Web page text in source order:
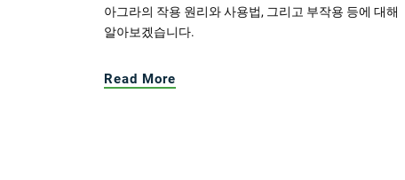
아그라의 작용 원리와 사용법, 그리고 부작용 등에 대해
알아보겠습니다.
Read More